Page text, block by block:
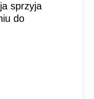
sprzyja
do